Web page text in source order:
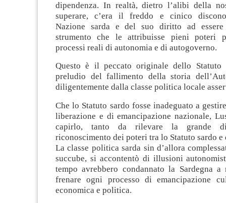
dipendenza. In realtà, dietro l’alibi della
superare, c’era il freddo e cinico
Nazione sarda e del suo diritto ad
strumento che le attribuisse pieni poteri
processi reali di autonomia e di autogoverno.
Questo è il peccato originale dello Statuto
preludio del fallimento della storia
diligentemente dalla classe politica locale
Che lo Statuto sardo fosse inadeguato a
liberazione e di emancipazione nazionale,
capirlo, tanto da rilevare la grande
riconoscimento dei poteri tra lo Statuto sardo
La classe politica sarda sin d’allora
succube, si accontentò di illusioni
tempo avrebbero condannato la Sardegna a
frenare ogni processo di emancipazione
economica e politica.